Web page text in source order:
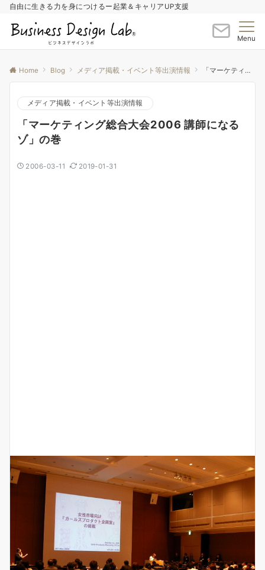
自由に生きる力を身につけるー起業＆キャリアUP支援
Menu
Home Blog メディア掲載・イベント等出演情報 「マーケティング総合大会2006 講師になるゾ」の巻
メディア掲載・イベント等出演情報
「マーケティング総合大会2006 講師になる
ゾ」の巻
2006-03-11 2019-01-31